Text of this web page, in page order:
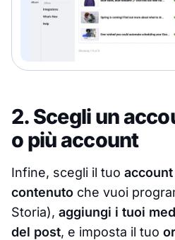
2. Scegli un
o più account
Infine, scegli il tuo
contenuto che vuoi
Storia), aggiungi i tuoi
del post, e imposta il tuo